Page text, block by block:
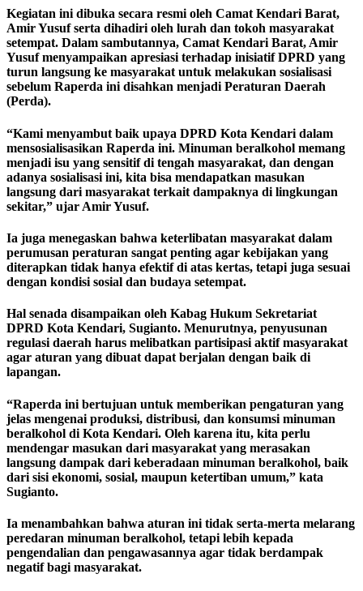
Kegiatan ini dibuka secara resmi oleh Camat Kendari Barat,
Amir Yusuf serta dihadiri oleh lurah dan tokoh masyarakat
setempat. Dalam sambutannya, Camat Kendari Barat, Amir
Yusuf menyampaikan apresiasi terhadap inisiatif DPRD yang
turun langsung ke masyarakat untuk melakukan sosialisasi
sebelum Raperda ini disahkan menjadi Peraturan Daerah
(Perda).
“Kami menyambut baik upaya DPRD Kota Kendari dalam
mensosialisasikan Raperda ini. Minuman beralkohol memang
menjadi isu yang sensitif di tengah masyarakat, dan dengan
adanya sosialisasi ini, kita bisa mendapatkan masukan
langsung dari masyarakat terkait dampaknya di lingkungan
sekitar,” ujar Amir Yusuf.
Ia juga menegaskan bahwa keterlibatan masyarakat dalam
perumusan peraturan sangat penting agar kebijakan yang
diterapkan tidak hanya efektif di atas kertas, tetapi juga sesuai
dengan kondisi sosial dan budaya setempat.
Hal senada disampaikan oleh Kabag Hukum Sekretariat
DPRD Kota Kendari, Sugianto. Menurutnya, penyusunan
regulasi daerah harus melibatkan partisipasi aktif masyarakat
agar aturan yang dibuat dapat berjalan dengan baik di
lapangan.
“Raperda ini bertujuan untuk memberikan pengaturan yang
jelas mengenai produksi, distribusi, dan konsumsi minuman
beralkohol di Kota Kendari. Oleh karena itu, kita perlu
mendengar masukan dari masyarakat yang merasakan
langsung dampak dari keberadaan minuman beralkohol, baik
dari sisi ekonomi, sosial, maupun ketertiban umum,” kata
Sugianto.
Ia menambahkan bahwa aturan ini tidak serta-merta melarang
peredaran minuman beralkohol, tetapi lebih kepada
pengendalian dan pengawasannya agar tidak berdampak
negatif bagi masyarakat.